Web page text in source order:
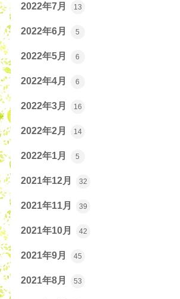
2022年7月 13
2022年6月 5
2022年5月 6
2022年4月 6
2022年3月 16
2022年2月 14
2022年1月 5
2021年12月 32
2021年11月 39
2021年10月 42
2021年9月 45
2021年8月 53